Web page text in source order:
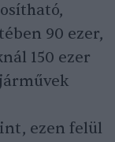
90 ezer,
150 ezer
ezen felül